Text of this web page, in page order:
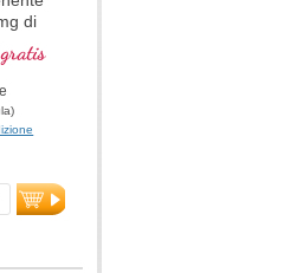
di
e molti
PGC-
ad